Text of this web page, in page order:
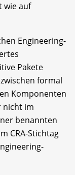
wie auf
Engineering-
Pakete
formal
Komponenten
nicht im
benannten
CRA-Stichtag